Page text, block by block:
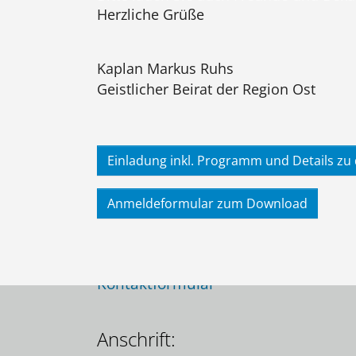
Herzliche Grüße
Kaplan Markus Ruhs
Geistlicher Beirat der Region Ost
Einladung inkl. Programm und Details zu
Anmeldeformular zum Download
Kontaktformular
Anschrift: